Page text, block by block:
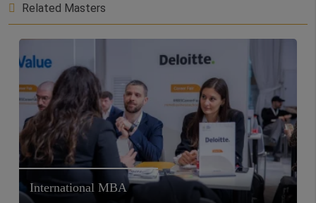
Related Masters
International MBA